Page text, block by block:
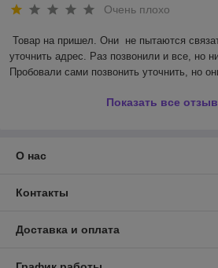
Очень плохо
Товар на пришел. Они  не пытаются
уточнить адрес. Раз позвонили и все, но
Пробовали сами позвонить уточнить, но
Показать все
О нас
Контакты
Доставка и оплата